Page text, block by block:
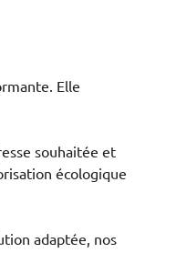
Elle
souhaitée et
écologique
adaptée, nos